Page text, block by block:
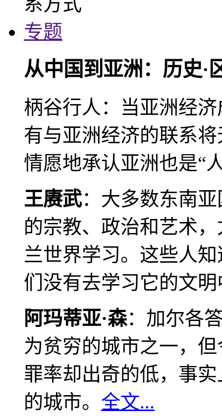
专题
从中国到亚洲：历史·
柄谷行人：当亚洲经
有与亚洲经济的联系
情愿地承认亚洲也是“
王赓武：大多数东南
的宗教、政治和艺术
兰世界学习。这些人
们没有去学习它的文
阿玛蒂亚·森：加尔各
为贫穷的城市之一，
罪率却出奇的低，事
的城市。 全文...